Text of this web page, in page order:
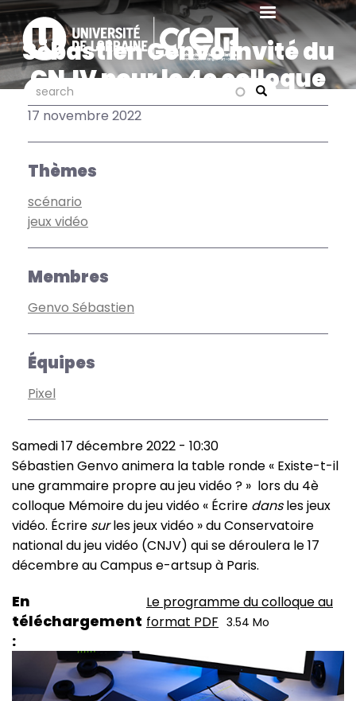
Aller
au
contenu
principal
Search
search search
Sébastien Genvo invité du
CNJV pour le 4e colloque
Mémoire du jeu vidéo
17 novembre 2022
Thèmes
scénario
jeux vidéo
Membres
Genvo Sébastien
Équipes
Pixel
Samedi 17 décembre 2022 - 10:30
Sébastien Genvo animera la table ronde « Existe-t-il
une grammaire propre au jeu vidéo ? » lors du 4è
colloque Mémoire du jeu vidéo « Écrire dansles jeux
vidéo. Écrire surles jeux vidéo » du Conservatoire
national du jeu vidéo (CNJV) qui se déroulera le 17
décembre au Campus e-artsup à Paris.
En
téléchargement
Le programme du colloque au
format PDF 3.54 Mo
Image